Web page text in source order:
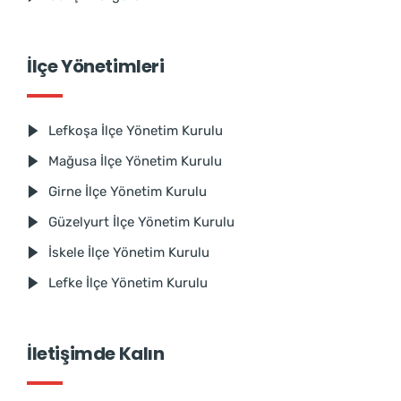
İlçe Yönetimleri
Lefkoşa İlçe Yönetim Kurulu
Mağusa İlçe Yönetim Kurulu
Girne İlçe Yönetim Kurulu
Güzelyurt İlçe Yönetim Kurulu
İskele İlçe Yönetim Kurulu
Lefke İlçe Yönetim Kurulu
İletişimde Kalın